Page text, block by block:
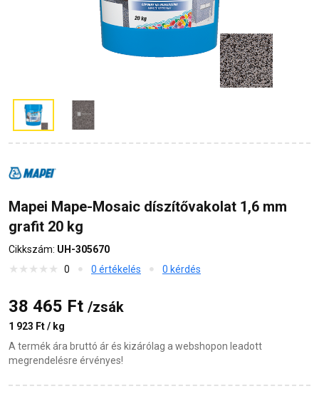
Mapei Mape-Mosaic díszítővakolat 1,6 mm
grafit 20 kg
Cikkszám: UH-305670
0
0 értékelés 0 kérdés
38 465 Ft /zsák
1 923 Ft / kg
A termék ára bruttó ár és kizárólag a webshopon leadott
megrendelésre érvényes!